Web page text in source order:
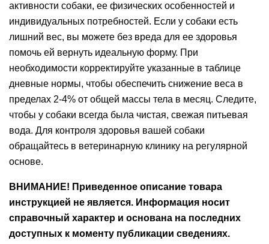
активности собаки, ее физических особенностей и
индивидуальных потребностей. Если у собаки есть
лишний вес, вы можете без вреда для ее здоровья
помочь ей вернуть идеальную форму. При
необходимости корректируйте указанные в таблице
дневные нормы, чтобы обеспечить снижение веса в
пределах 2-4% от общей массы тела в месяц. Следите,
чтобы у собаки всегда была чистая, свежая питьевая
вода. Для контроля здоровья вашей собаки
обращайтесь в ветеринарную клинику на регулярной
основе.
ВНИМАНИЕ! Приведенное описание товара
инструкцией не является. Информация носит
справочный характер и основана на последних
доступных к моменту публикации сведениях.